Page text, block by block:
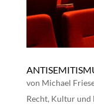
von Michael
Recht, Kultur und